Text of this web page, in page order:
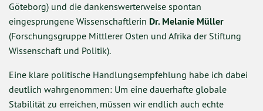
Göteborg) und die dankenswerterweise spontan
eingesprungene Wissenschaftlerin Dr. Melanie Müller
(Forschungsgruppe Mittlerer Osten und Afrika der Stiftung
Wissenschaft und Politik).
Eine klare politische Handlungsempfehlung habe ich dabei
deutlich wahrgenommen: Um eine dauerhafte globale
Stabilität zu erreichen, müssen wir endlich auch echte